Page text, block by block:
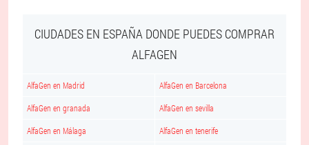
CIUDADES EN ESPAÑA DONDE PUEDES COMPRAR
ALFAGEN
AlfaGen en Madrid AlfaGen en Barcelona
AlfaGen en granada AlfaGen en sevilla
AlfaGen en Málaga AlfaGen en tenerife